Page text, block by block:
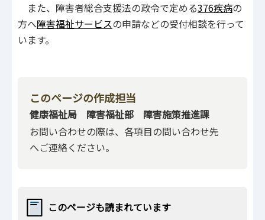
また、障害者総合支援法の政令で定める376疾病の
方へ障害福祉サービスの申請などの受付相談を行って
います。
このページの作成担当
健康福祉局 障害福祉部 障害施策推進課
お問い合わせの際は、各項目の問い合わせ先
へご連絡ください。
このページも読まれています